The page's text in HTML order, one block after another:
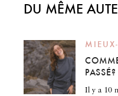
DU MÊME
MIEUX-
PASSÉ?
il y a 10